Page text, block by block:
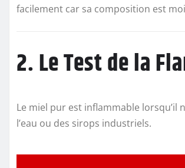
facilement car sa composition est
2. Le Test de la
Le miel pur est inflammable lorsqu’il
l’eau ou des sirops industriels.